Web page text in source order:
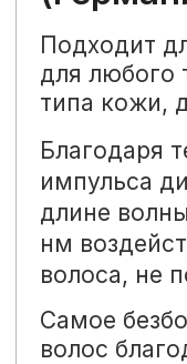
InLove
к
внешности
Широкий выбор
проверенных
C учетом новейших
достижений и
и инъекционных